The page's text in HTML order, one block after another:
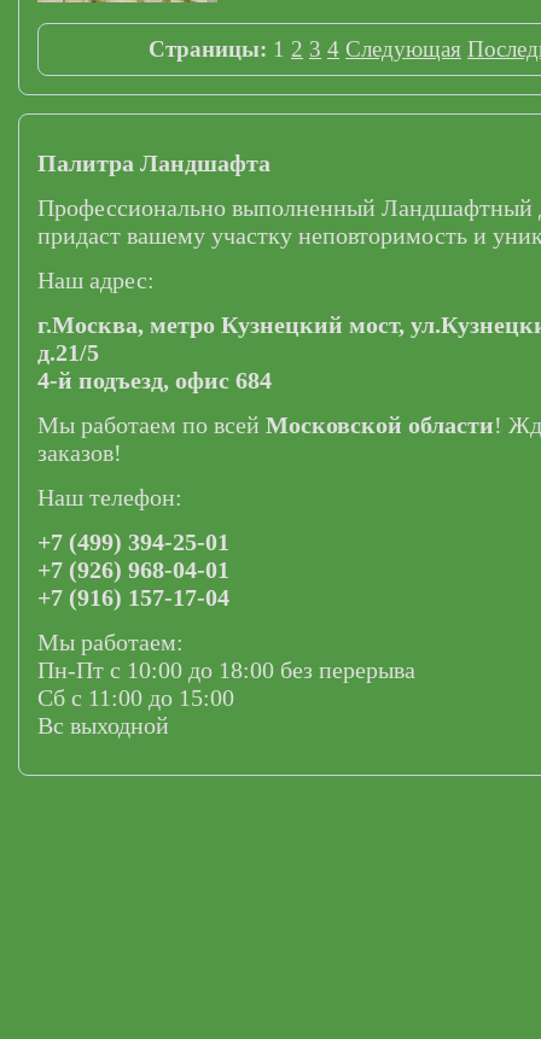
Страницы: 1 2 3 4 Следующая
Палитра Ландшафта
Профессионально выполненный Ландшафтный
придаст вашему участку неповторимость и
Наш адрес:
г.Москва, метро Кузнецкий мост,
д.21/5
4-й подъезд, офис 684
Мы работаем по всей Московской области!
заказов!
Наш телефон:
+7 (499) 394-25-01
+7 (926) 968-04-01
+7 (916) 157-17-04
Мы работаем:
Пн-Пт с 10:00 до 18:00 без перерыва
Сб с 11:00 до 15:00
Вс выходной